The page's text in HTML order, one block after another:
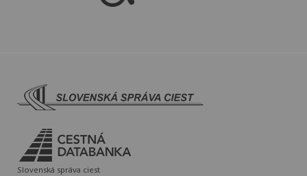
Slovenská správa ciest